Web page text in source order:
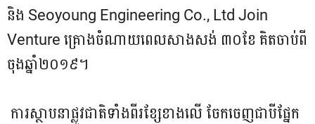
និង Seoyoung Engineering Co., Ltd Join
Venture គ្រោងចំណាយពេលសាងសង់ ៣០ខែ គិតចាប់ពី
ចុងឆ្នាំ២០១៩។
ការស្ថាបនាផ្លូវជាតិទាំងពីរខ្សែខាងលើ ចែកចេញជាបីផ្នែក